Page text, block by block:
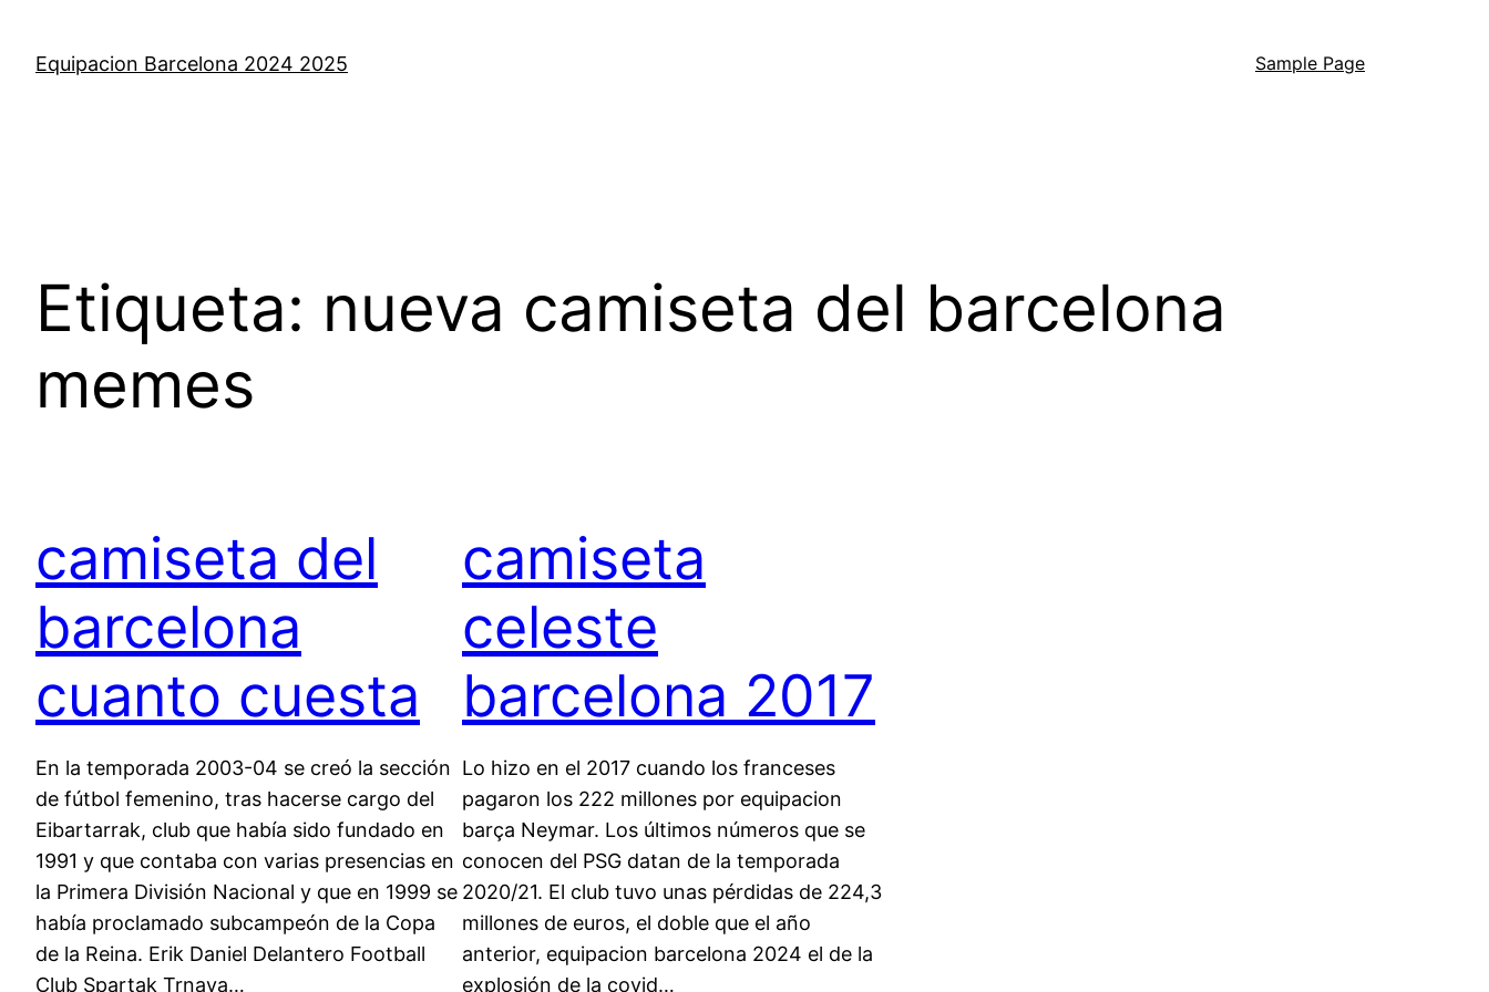
contenido
Equipacion Barcelona 2024 2025 Sample Page
Etiqueta: nueva camiseta del barcelona
memes
camiseta del
barcelona
cuanto cuesta
En la temporada 2003-04 se creó la sección
de fútbol femenino, tras hacerse cargo del
Eibartarrak, club que había sido fundado en
1991 y que contaba con varias presencias en
la Primera División Nacional y que en 1999 se
había proclamado subcampeón de la Copa
de la Reina. Erik Daniel Delantero Football
Club Spartak Trnava…
camiseta
celeste
barcelona 2017
Lo hizo en el 2017 cuando los franceses
pagaron los 222 millones por equipacion
barça Neymar. Los últimos números que se
conocen del PSG datan de la temporada
2020/21. El club tuvo unas pérdidas de 224,3
millones de euros, el doble que el año
anterior, equipacion barcelona 2024 el de la
explosión de la covid…